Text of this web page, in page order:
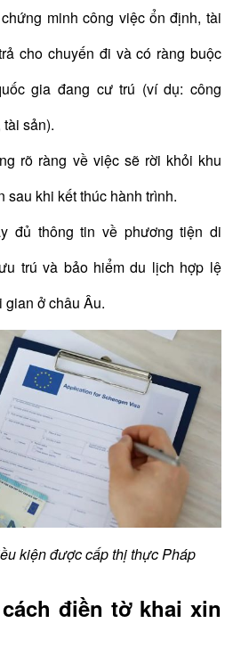
minh công việc ổn định, tài
cho chuyến đi và có ràng buộc
gia đang cư trú (ví dụ: công
sản).
rõ ràng về việc sẽ rời khỏi khu
sau khi kết thúc hành trình.
đủ thông tin về phương tiện di
trú và bảo hiểm du lịch hợp lệ
gian ở châu Âu.
kiện được cấp thị thực Pháp
điền tờ khai xin